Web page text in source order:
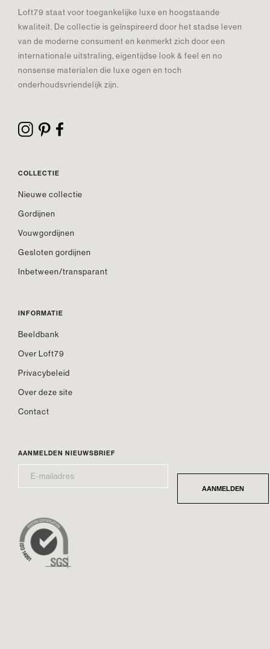
Loft79 staat voor toegankelijke luxe en hoogstaande
kwaliteit. De collectie is geïnspireerd door het stadse leven
van de moderne consument en kenmerkt zich door een
internationale uitstraling, eigentijdse look & feel en no
nonsense materialen die luxe ogen en toch
onderhoudsvriendelijk zijn.
COLLECTIE
Nieuwe collectie
Gordijnen
Vouwgordijnen
Gesloten gordijnen
Inbetween/transparant
INFORMATIE
Beeldbank
Over Loft79
Privacybeleid
Over deze site
Contact
AANMELDEN NIEUWSBRIEF
MAILADRES* AANMELDEN